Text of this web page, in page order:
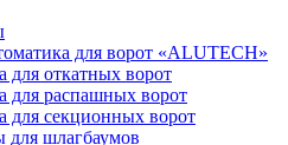
для ворот «ALUTECH»
для откатных ворот
для распашных ворот
для секционных ворот
для шлагбаумов